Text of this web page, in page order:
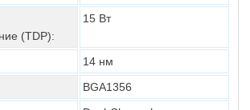
(TDP):
15 Вт
14 нм
BGA1356